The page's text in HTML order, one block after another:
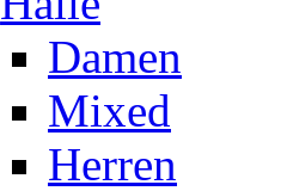
Damen
Mixed
Herren